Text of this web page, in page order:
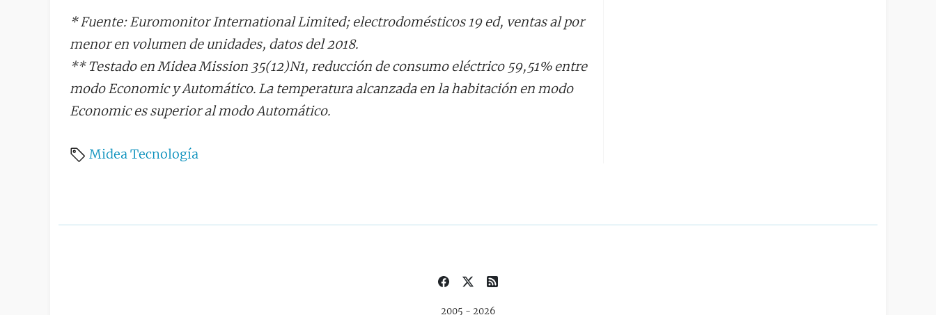
* Fuente: Euromonitor International Limited; electrodomésticos 19 ed, ventas al por
menor en volumen de unidades, datos del 2018.
** Testado en Midea Mission 35(12)N1, reducción de consumo eléctrico 59,51% entre
modo Economic y Automático. La temperatura alcanzada en la habitación en modo
Economic es superior al modo Automático.
MideaTecnología
2005 - 2026